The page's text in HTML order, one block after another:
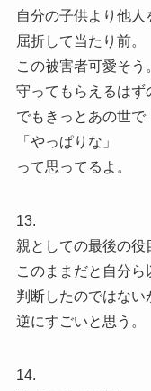
自分の子供より他人
屈折して当たり前。
この被害者可愛そう
守ってもらえるはず
でもきっとあの世で
「やっぱりな」
って思ってるよ。
13.
親としての最後の役
このままだと自分
判断したのではない
逆にすごいと思う。
14.